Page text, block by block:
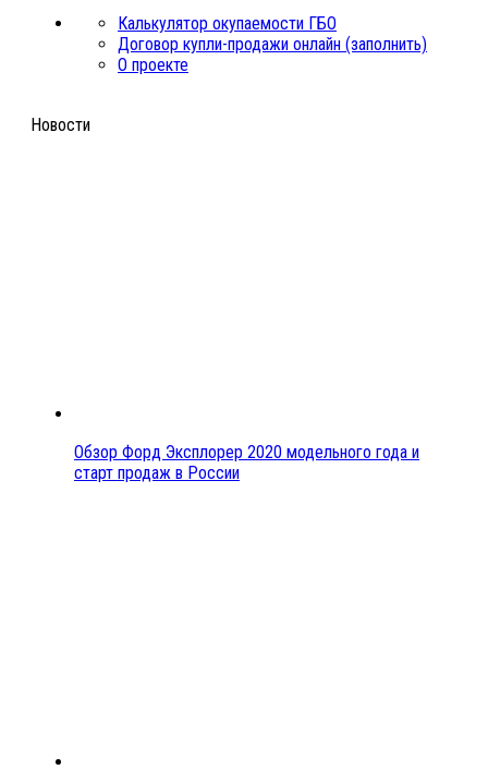
Калькулятор окупаемости ГБО
Договор купли-продажи онлайн (заполнить)
О проекте
Новости
Обзор Форд Эксплорер 2020 модельного года и
старт продаж в России